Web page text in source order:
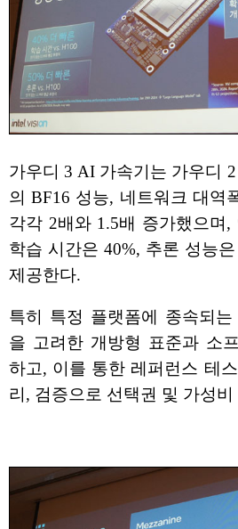
가우디 3 AI 가속기는 가우디
의 BF16 성능, 네트워크 대역
각각 2배와 1.5배 증가했으며,
학습 시간은 40%, 추론 성능
제공한다.
특히 특정 플랫폼에 종속되
을 고려한 개방형 표준과 소
하고, 이를 통한 레퍼런스 테
리, 검증으로 선택권 및 가성